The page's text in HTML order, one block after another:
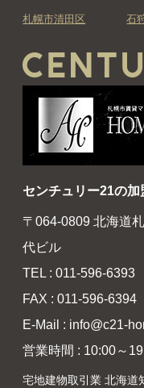
札幌市清田区 石
センチュリー21の加
〒064-0809 北海道
代ビル
TEL : 011-596-6393
FAX : 011-596-6394
E-Mail : info@c21-
営業時間 : 10:00～
宅地建物取引業 北海道